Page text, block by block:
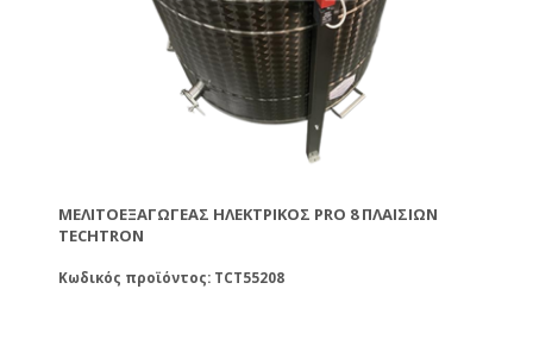
ΜΕΛΙΤΟΕΞΑΓΩΓΈΑΣ ΗΛΕΚΤΡΙΚΌΣ PRO 8 ΠΛΑΙΣΊΩΝ
TECHTRON
Κωδικός προϊόντος: TCT55208